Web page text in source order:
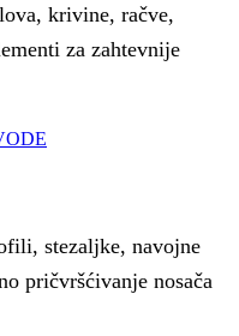
krivine, račve,
za zahtevnije
stezaljke, navojne
pričvršćivanje nosača